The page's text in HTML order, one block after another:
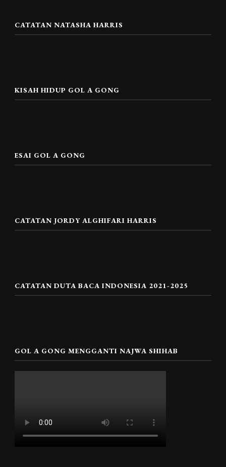
CATATAN NATASHA HARRIS
KISAH HIDUP GOL A GONG
ESAI GOL A GONG
CATATAN JORDY ALGHIFARI HARRIS
CATATAN DUTA BACA INDONESIA 2021-2025
GOL A GONG MENGGANTI NAJWA SHIHAB